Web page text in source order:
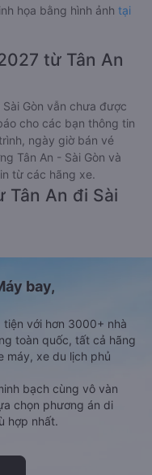
họa bằng hình ảnh tại
từ Tân An
Gòn vẫn chưa được
cho các bạn thông tin
ngày giờ bán vé
Tân An - Sài Gòn và
từ các hãng xe.
Tân An đi Sài
bay,
với hơn 3000+ nhà
toàn quốc, tất cả hãng
máy, xe du lịch phủ
bạch cùng vô vàn
chọn phương án di
hợp nhất.